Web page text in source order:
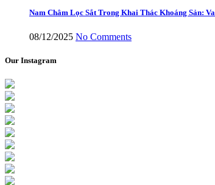
Nam Châm Lọc Sắt Trong Khai Thác Khoáng Sản:
08/12/2025 No Comments
Our Instagram